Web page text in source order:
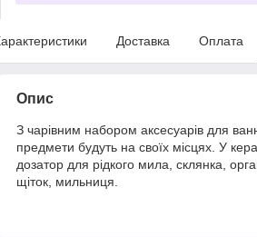
Доставка Оплата
Опис
З чарівним набором аксесуарів для
предмети будуть на своїх місцях. У
дозатор для рідкого мила, склянка,
щіток, мильниця.